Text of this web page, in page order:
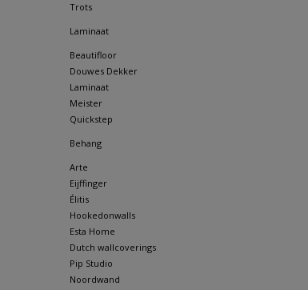
Trots
Laminaat
Beautifloor
Douwes Dekker
Laminaat
Meister
Quickstep
Behang
Arte
Eijffinger
Élitis
Hookedonwalls
Esta Home
Dutch wallcoverings
Pip Studio
Noordwand